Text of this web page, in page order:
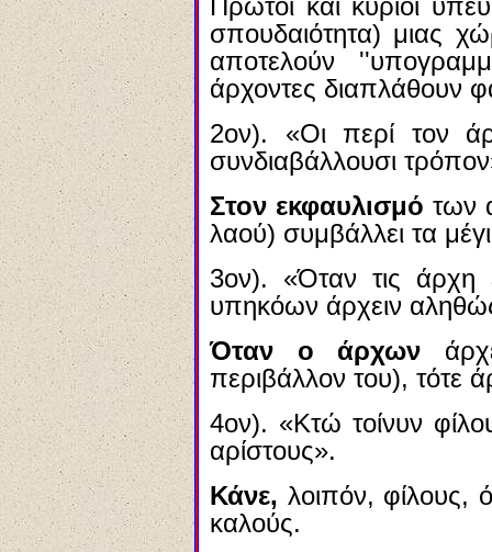
Πρώτοι και κύριοι
σπουδαιότητα) μιας
αποτελούν
άρχοντες διαπλάθουν
2ον). «Οι περί τον
συνδιαβάλλουσι
Στον εκφαυλισμό των
λαού) συμβάλλει τα
3ον). «Όταν τις άρχη
υπηκόων άρχειν
Όταν ο άρχων
περιβάλλον του), τότε
4ον). «Κτώ τοίνυν
αρίστους».
Κάνε, λοιπόν, φίλους,
καλούς.